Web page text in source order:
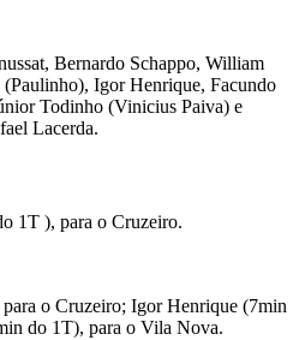
Bernardo Schappo, William
Igor Henrique, Facundo
Todinho (Vinicius Paiva) e
Lacerda.
1T ), para o Cruzeiro.
o Cruzeiro; Igor Henrique (7min
do 1T), para o Vila Nova.